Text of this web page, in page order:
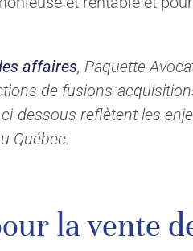
affaires, Paquette
de fusions-
dessous reflètent les
Québec.
la vente